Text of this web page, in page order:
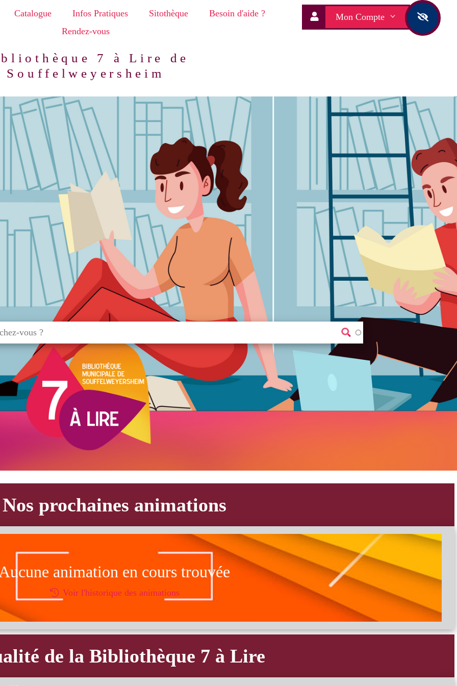
Catalogue Infos Pratiques Sitothèque
Besoin d'aide ?
Rendez-vous
7 à Lire de
Souffelweyersheim
Mon Compte
Nos prochaines animations
animation en cours trouvée
Voir l'historique des animations
de la Bibliothèque 7 à Lire